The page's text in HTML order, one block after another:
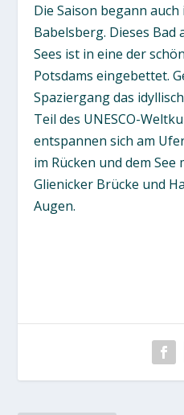
Die Saison begann
Babelsberg. Dieses Bad
Sees ist in eine der
Potsdams eingebettet.
Spaziergang das
Teil des UNESCO-
entspannen sich am
im Rücken und dem
Glienicker Brücke und
Augen.